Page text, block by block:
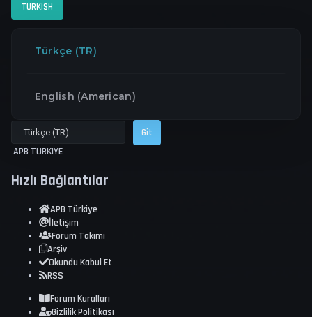
TURKISH
Türkçe (TR)
English (American)
APB TURKIYE
Hızlı Bağlantılar
APB Türkiye
İletişim
Forum Takımı
Arşiv
Okundu Kabul Et
RSS
Forum Kuralları
Gizlilik Politikası